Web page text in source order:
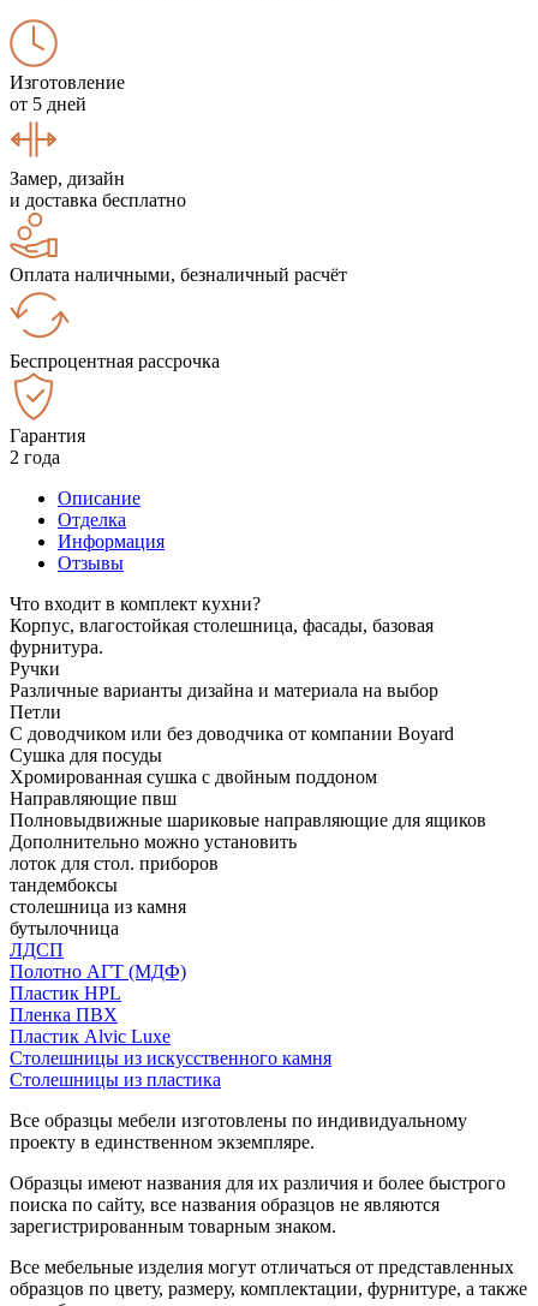
Изготовление
от 5 дней
Замер, дизайн
и доставка бесплатно
Оплата наличными, безналичный расчёт
Беспроцентная рассрочка
Гарантия
2 года
Описание
Отделка
Информация
Отзывы
Что входит в комплект кухни?
Корпус, влагостойкая столешница, фасады, базовая
фурнитура.
Ручки
Различные варианты дизайна и материала на выбор
Петли
С доводчиком или без доводчика от компании Boyard
Сушка для посуды
Хромированная сушка с двойным поддоном
Направляющие пвш
Полновыдвижные шариковые направляющие для ящиков
Дополнительно можно установить
лоток для стол. приборов
тандембоксы
столешница из камня
бутылочница
ЛДСП
Полотно АГТ (МДФ)
Пластик HPL
Пленка ПВХ
Пластик Alvic Luxe
Столешницы из искусственного камня
Столешницы из пластика
Все образцы мебели изготовлены по индивидуальному
проекту в единственном экземпляре.
Образцы имеют названия для их различия и более быстрого
поиска по сайту, все названия образцов не являются
зарегистрированным товарным знаком.
Все мебельные изделия могут отличаться от представленных
образцов по цвету, размеру, комплектации, фурнитуре, а также